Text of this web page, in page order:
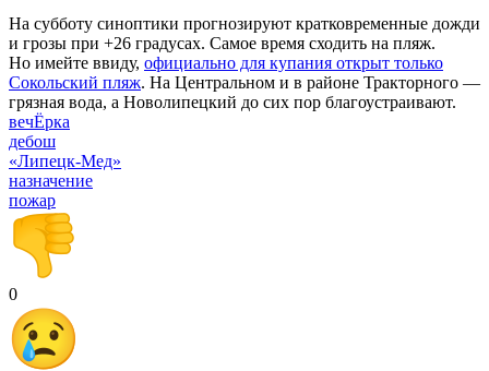
На субботу синоптики прогнозируют кратковременные дожди
и грозы при +26 градусах. Самое время сходить на пляж.
Но имейте ввиду, официально для купания открыт только
Сокольский пляж. На Центральном и в районе Тракторного —
грязная вода, а Новолипецкий до сих пор благоустраивают.
вечЁрка
дебош
«Липецк-Мед»
назначение
пожар
0